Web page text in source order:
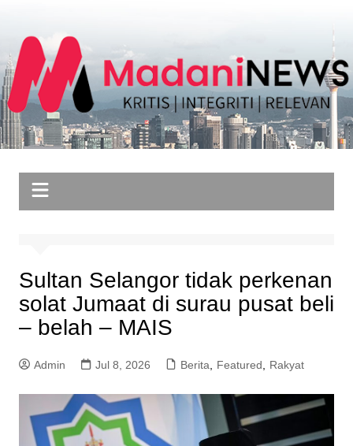
content
Sultan Selangor tidak perkenan
solat Jumaat di surau pusat beli
– belah – MAIS
Admin Jul 8, 2026 Berita, Featured, Rakyat